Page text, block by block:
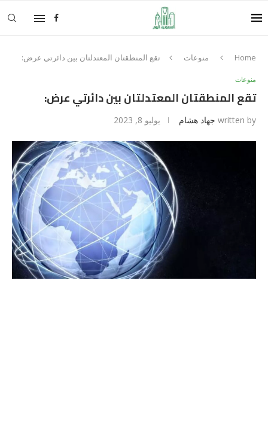
Home منوعات تقع المنطقتان المعتدلتان بين دائرتي عرض:
منوعات
تقع المنطقتان المعتدلتان بين دائرتي عرض:
written by جهاد هشام يوليو 8, 2023